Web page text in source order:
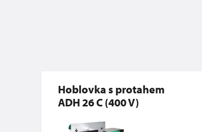
Hoblovka s protahem
ADH 26 C (400 V)